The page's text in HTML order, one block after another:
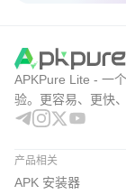
APKPure Lite - 一
验。更容易、更快
产品相关
APK 安装器